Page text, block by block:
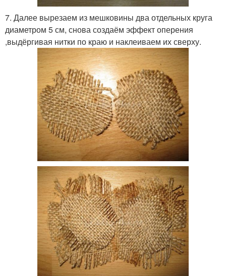
7. Далее вырезаем из мешковины два отдельных круга
диаметром 5 см, снова создаём эффект оперения
,выдёргивая нитки по краю и наклеиваем их сверху.